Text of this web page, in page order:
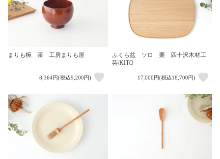
まりも椀 茶 工房まりも屋
8,364円(税込9,200円)
ふくら盆 ソロ 栗 四十沢木材工
芸/KITO
17,000円(税込18,700円)